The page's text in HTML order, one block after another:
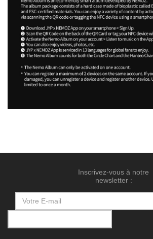
Inscrivez-vous à notre
newsletter :